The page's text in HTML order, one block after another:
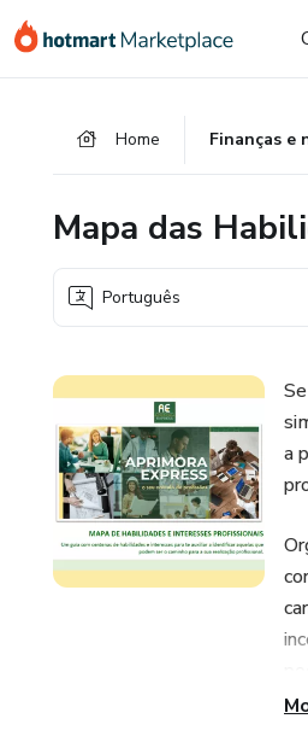
para
para
para
Home Finanças e
Mapa das
Português
a